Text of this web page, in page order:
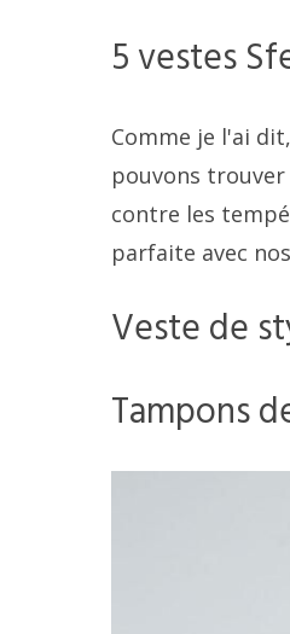
5 vestes
Comme je l'ai
pouvons
contre les
parfaite avec
Veste de
Tampons